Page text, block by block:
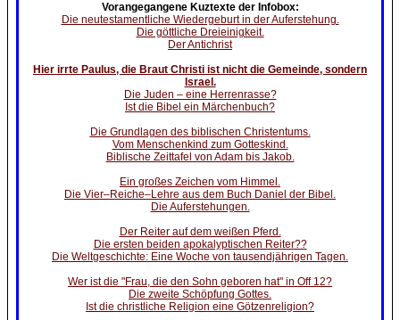
Vorangegangene Kuztexte der Infobox:
Die neutestamentliche Wiedergeburt in der Auferstehung.
Die göttliche Dreieinigkeit.
Der Antichrist
Hier irrte Paulus, die Braut Christi ist nicht die Gemeinde, sondern
Israel.
Die Juden – eine Herrenrasse?
Ist die Bibel ein Märchenbuch?
Die Grundlagen des biblischen Christentums.
Vom Menschenkind zum Gotteskind.
Biblische Zeittafel von Adam bis Jakob.
Ein großes Zeichen vom Himmel.
Die Vier–Reiche–Lehre aus dem Buch Daniel der Bibel.
Die Auferstehungen.
Der Reiter auf dem weißen Pferd.
Die ersten beiden apokalyptischen Reiter??
Die Weltgeschichte: Eine Woche von tausendjährigen Tagen.
Wer ist die "Frau, die den Sohn geboren hat" in Off 12?
Die zweite Schöpfung Gottes.
Ist die christliche Religion eine Götzenreligion?